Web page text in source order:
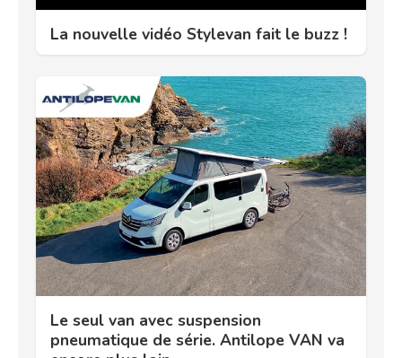
La nouvelle vidéo Stylevan fait le buzz !
Le seul van avec suspension
pneumatique de série. Antilope VAN va